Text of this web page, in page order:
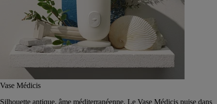
Vase Médicis
Silhouette antique, âme méditerranéenne. Le Vase Médicis puise dans